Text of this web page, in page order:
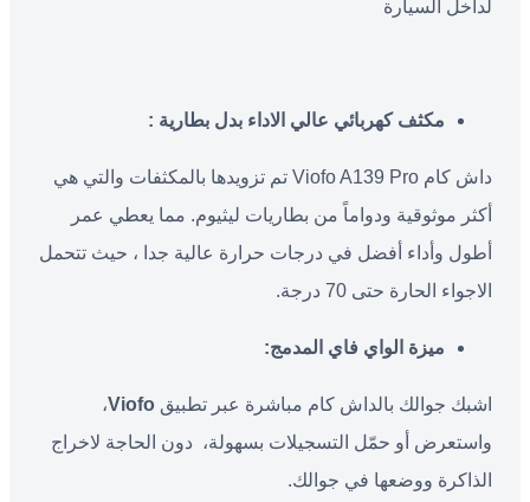
لداخل السيارة
مكثف كهربائي عالي الاداء بدل بطارية :
داش كام Viofo A139 Pro تم تزويدها بالمكثفات والتي هي
أكثر موثوقية ودواماً من بطاريات ليثيوم. مما يعطي عمر
أطول وأداء أفضل في درجات حرارة عالية جدا ، حيث تتحمل
الاجواء الحارة حتى 70 درجة.
ميزة الواي فاي المدمج:
اشبك جوالك بالداش كام مباشرة عبر تطبيق Viofo،
واستعرض أو حمّل التسجيلات بسهولة، دون الحاجة لاخراج
الذاكرة ووضعها في جوالك.